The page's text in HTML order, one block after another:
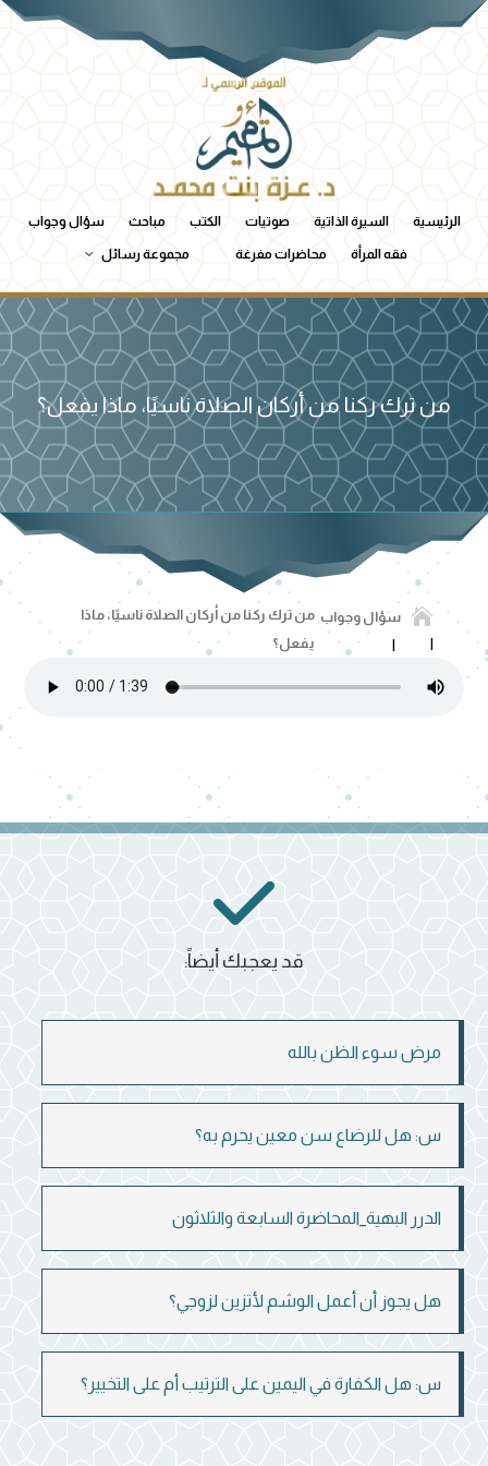
الرئيسية السيرة الذاتية صوتيات الكتب مباحث سؤال وجواب
فقه المرأة محاضرات مفرغة مجموعة رسائل
من ترك ركنا من أركان الصلاة ناسيًا، ماذا يفعل؟
 سؤال وجواب من ترك ركنا من أركان الصلاة ناسيًا، ماذا
يفعل؟
مرض سوء الظن بالله
س: هل للرضاع سن معين يحرم به؟
الدرر البهية_المحاضرة السابعة والثلاثون
هل يجوز أن أعمل الوشم لأتزين لزوجي؟
س: هل الكفارة في اليمين على الترتيب أم على التخيير؟
قد يعجبك أيضاً: